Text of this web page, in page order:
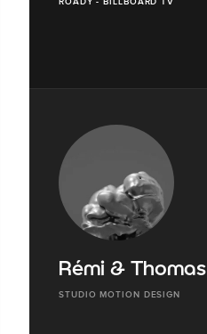
Rémi & Thomas
STUDIO MOTION DESIGN